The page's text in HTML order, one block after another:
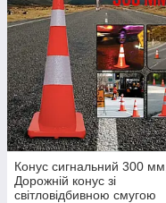
Конус сигнальний 300 мм,
Дорожній конус зі
світловідбивною смугою